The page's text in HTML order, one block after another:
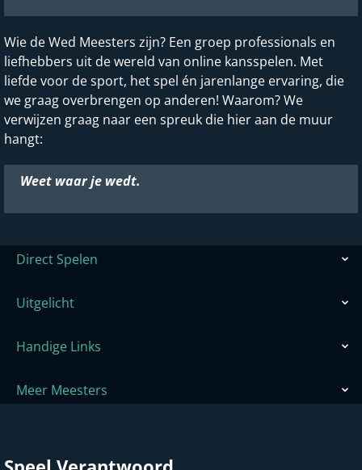
Wie de Wed Meesters zijn? Een groep professionals en
liefhebbers uit de wereld van online kansspelen. Met
liefde voor de sport, het spel én jarenlange ervaring, die
we graag overbrengen op anderen! Waarom? We
verwijzen graag naar een spreuk die hier aan de muur
hangt:
Weet waar je wedt.
Direct Spelen
Uitgelicht
Handige Links
Meer Meesters